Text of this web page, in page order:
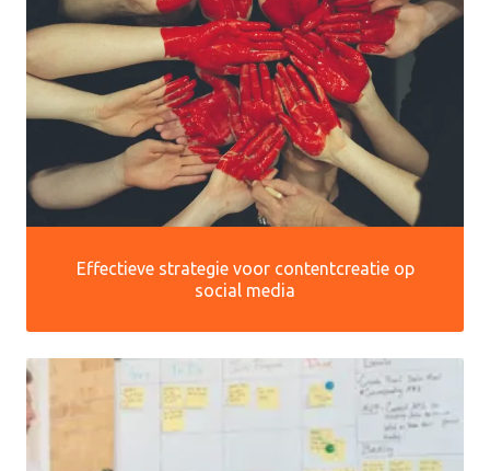
Effectieve strategie voor contentcreatie op
social media